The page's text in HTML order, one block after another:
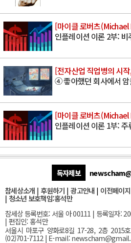
[마이클 로버츠
인플레이션 이론 2부:
[전자산업 직업병의 시
④ 좋아했던 회사에서 암
[마이클 로버츠
인플레이션 이론 1부: 주
독자제보
참세상소개 | 후원하기 |광고안내 | 이전페이지
| 청소년 보호책임:홍석만
참세상 등록번호: 서울 아 00111 | 등록일자:
| 편집인: 홍석만
서울시 마포구 양화로8길 17-28, 2층 2015호
(02)701-7112 | E-mail: